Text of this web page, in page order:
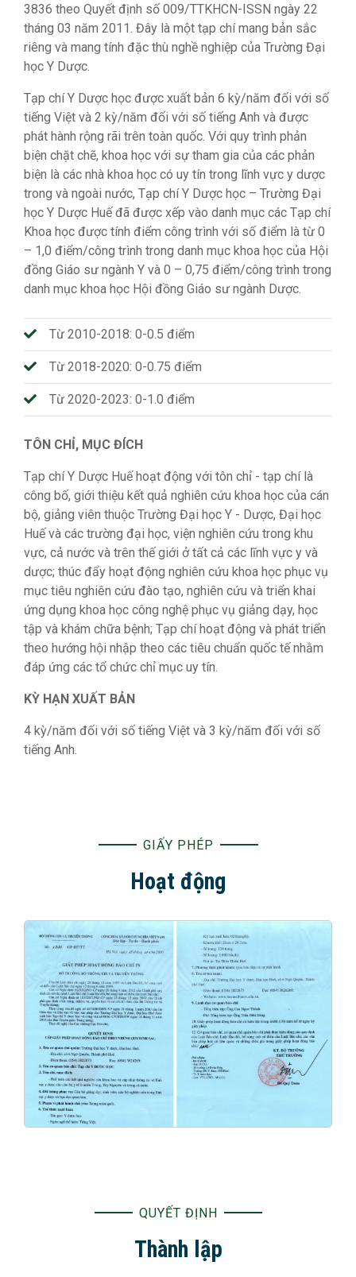
3836 theo Quyết định số 009/TTKHCN-ISSN ngày 22
tháng 03 năm 2011. Đây là một tạp chí mang bản sắc
riêng và mang tính đặc thù nghề nghiệp của Trường Đại
học Y Dược.
Tạp chí Y Dược học được xuất bản 6 kỳ/năm đối với số
tiếng Việt và 2 kỳ/năm đối với số tiếng Anh và được
phát hành rộng rãi trên toàn quốc. Với quy trình phản
biện chặt chẽ, khoa học với sự tham gia của các phản
biện là các nhà khoa học có uy tín trong lĩnh vực y dược
trong và ngoài nước, Tạp chí Y Dược học – Trường Đại
học Y Dược Huế đã được xếp vào danh mục các Tạp chí
Khoa học được tính điểm công trình với số điểm là từ 0
– 1,0 điểm/công trình trong danh mục khoa học của Hội
đồng Giáo sư ngành Y và 0 – 0,75 điểm/công trình trong
danh mục khoa học Hội đồng Giáo sư ngành Dược.
Từ 2010-2018: 0-0.5 điểm
Từ 2018-2020: 0-0.75 điểm
Từ 2020-2023: 0-1.0 điểm
TÔN CHỈ, MỤC ĐÍCH
Tạp chí Y Dược Huế hoạt động với tôn chỉ - tạp chí là
công bố, giới thiệu kết quả nghiên cứu khoa học của cán
bộ, giảng viên thuộc Trường Đại học Y - Dược, Đại học
Huế và các trường đại học, viện nghiên cứu trong khu
vực, cả nước và trên thế giới ở tất cả các lĩnh vực y và
dược; thúc đẩy hoạt động nghiên cứu khoa học phục vụ
mục tiêu nghiên cứu đào tạo, nghiên cứu và triển khai
ứng dụng khoa học công nghệ phục vụ giảng dạy, học
tập và khám chữa bệnh; Tạp chí hoạt động và phát triển
theo hướng hội nhập theo các tiêu chuẩn quốc tế nhằm
đáp ứng các tổ chức chỉ mục uy tín.
KỲ HẠN XUẤT BẢN
4 kỳ/năm đối với số tiếng Việt và 3 kỳ/năm đối với số
tiếng Anh.
GIẤY PHÉP
Hoạt động
QUYẾT ĐỊNH
Thành lập